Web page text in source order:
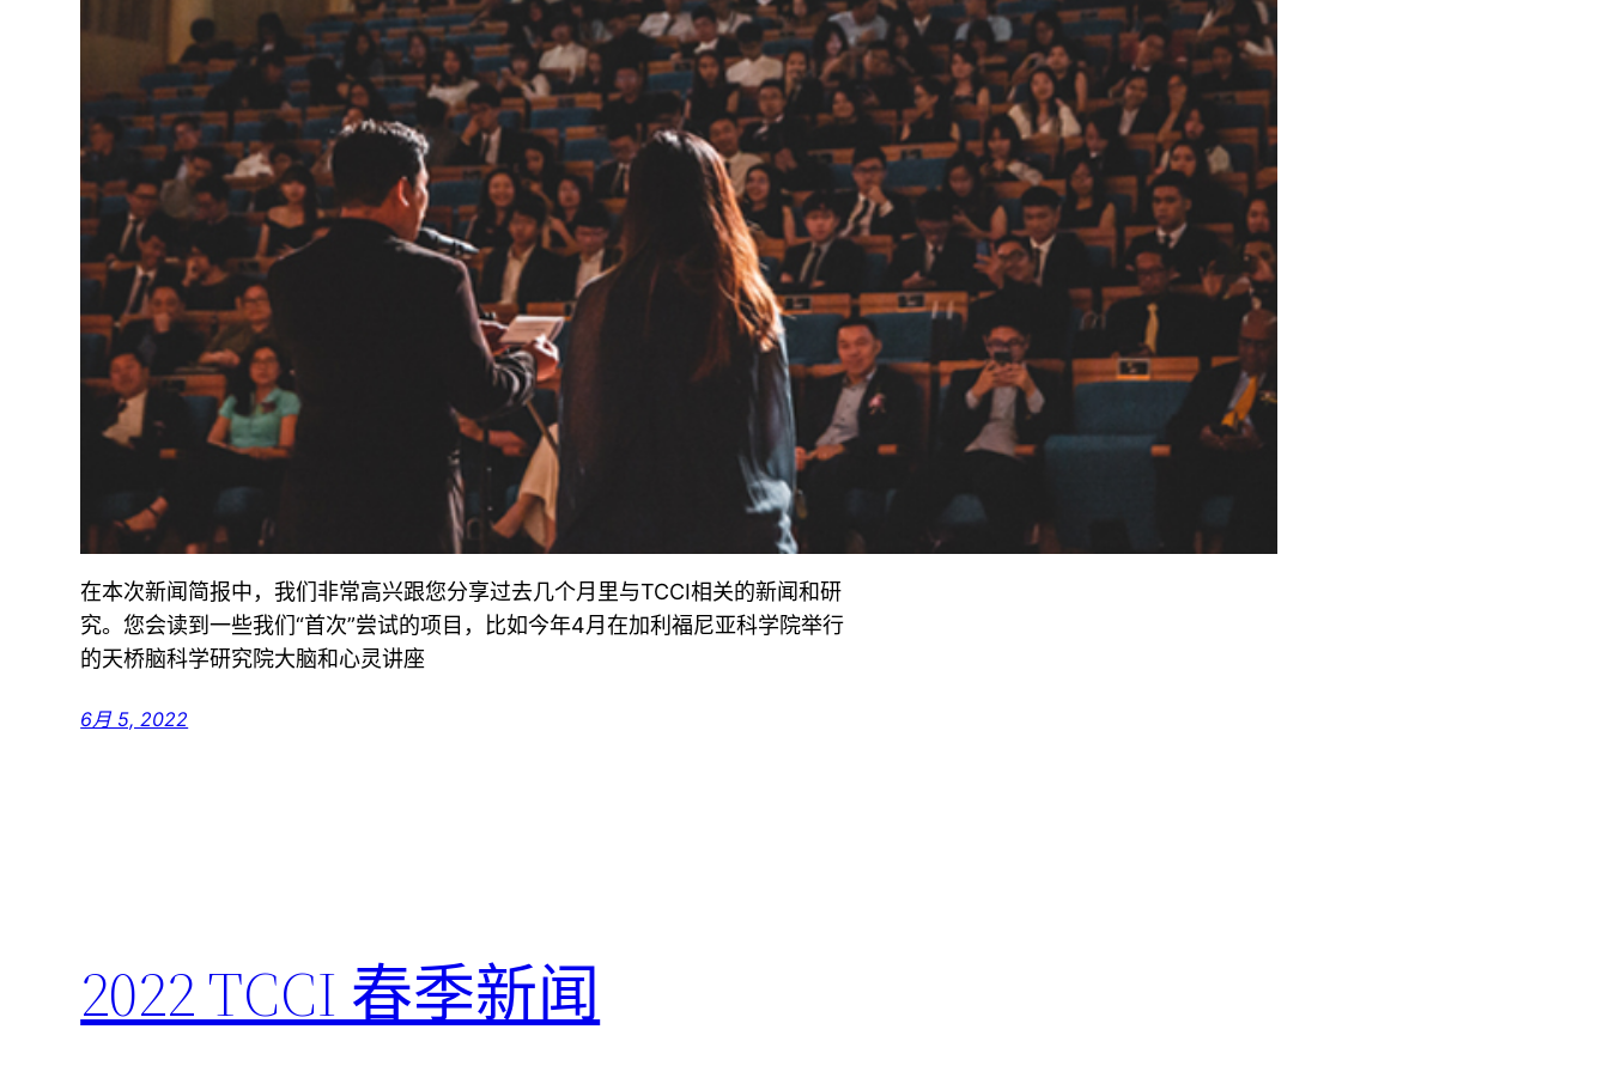
在本次新闻简报中，我们非常高兴跟您分享过去几个月里与TCCI相关的新闻和研
究。您会读到一些我们“首次”尝试的项目，比如今年4月在加利福尼亚科学院举行
的天桥脑科学研究院大脑和心灵讲座
6月 5, 2022
2022 TCCI 春季新闻